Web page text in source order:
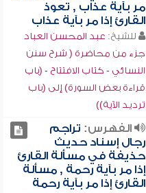
مر بآية عذاب , تعوذ
القارئ إذا مر بآية عذاب
للشيخ: عبد المحسن العباد
جزء من محاضرة ( شرح سنن
النسائي - كتاب الافتتاح - (باب
قراءة بعض السورة) إلى (باب
ترديد الآية))
الفهرس: تراجم
رجال إسناد حديث
حذيفة في مسألة القارئ
إذا مر بآية رحمة , مسألة
القارئ إذا مر بآية رحمة